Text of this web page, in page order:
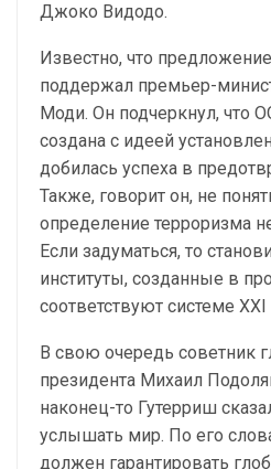
Джоко Видодо.
Известно, что
поддержал премьер-
Моди. Он подчеркнул, что
создана с идеей
добилась успеха в
Также, говорит он, не
определение терроризма
Если задуматься, то
институты, созданные в
соответствуют системе
В свою очередь советник
президента Михаил
наконец-то Гутерриш
услышать мир. По его
должен гарантировать